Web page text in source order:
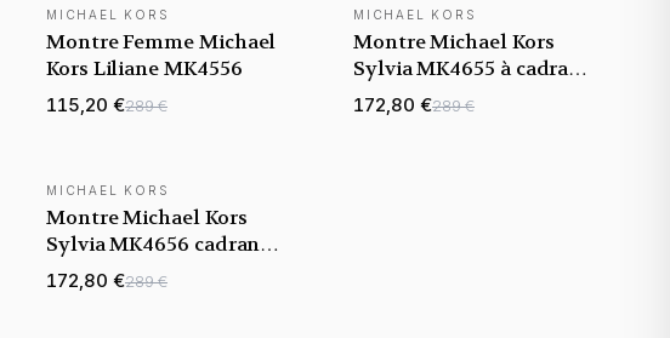
MICHAEL KORS
Montre Femme Michael
Kors Liliane MK4556
115,20 €289 €
MICHAEL KORS
Montre Michael Kors
Sylvia MK4655 à cadran
en nacre bracelet doré
172,80 €289 €
MICHAEL KORS
Montre Michael Kors
Sylvia MK4656 cadran
en nacre bracelet or rose
172,80 €289 €